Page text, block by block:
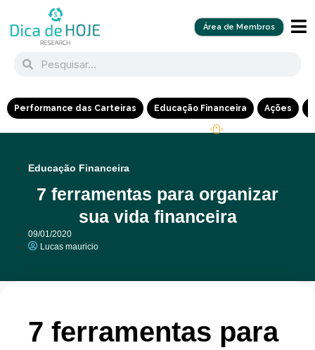
Área de Membros
Performance das Carteiras Educação Financeira Ações
Educação Financeira
7 ferramentas para organizar
sua vida financeira
09/01/2020
Lucas mauricio
7 ferramentas para